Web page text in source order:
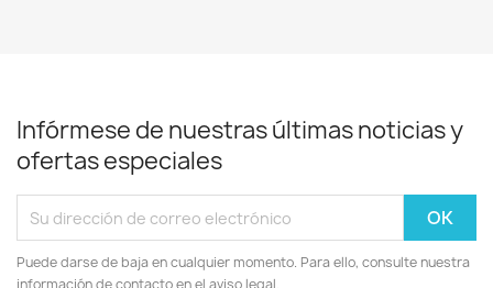
Infórmese de nuestras últimas noticias y
ofertas especiales
Puede darse de baja en cualquier momento. Para ello, consulte nuestra
información de contacto en el aviso legal.